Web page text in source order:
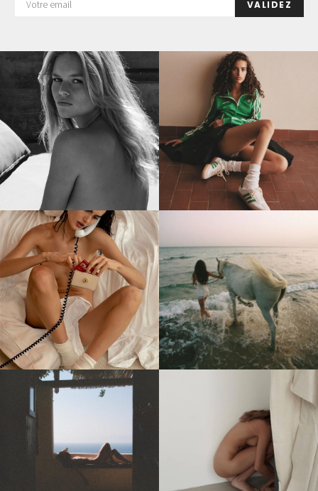
VALIDEZ